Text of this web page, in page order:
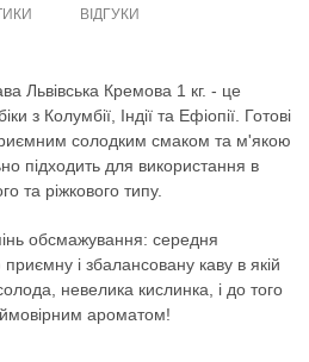
ВІДГУКИ
Львівська Кремова 1 кг. - це
з Колумбії, Індії та Ефіопії. Готові
солодким смаком та м'якою
підходить для використання в
та ріжкового типу.
обсмажування: середня
і збалансовану каву в якій
невелика кислинка, і до того
ароматом!